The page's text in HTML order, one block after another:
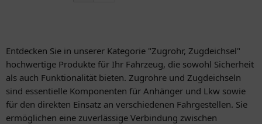
Entdecken Sie in unserer Kategorie "Zugrohr, Zugdeichsel"
hochwertige Produkte für Ihr Fahrzeug, die sowohl Sicherheit
als auch Funktionalität bieten. Zugrohre und Zugdeichseln
sind essentielle Komponenten für Anhänger und Lkw sowie
für den direkten Einsatz an verschiedenen Fahrgestellen. Sie
ermöglichen eine zuverlässige Verbindung zwischen